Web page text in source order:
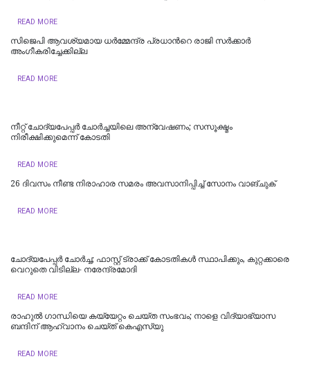
READ MORE
സിജെപി ആവശ്യമായ ധർമ്മേന്ദ്ര പ്രധാന്‍റെ രാജി സർക്കാർ
അംഗീകരിച്ചേക്കില്ല
READ MORE
നീറ്റ് ചോദ്യപേപ്പര്‍ ചോര്‍ച്ചയിലെ അന്വേഷണം; സസൂക്ഷ്മം
നിരീക്ഷിക്കുമെന്ന് കോടതി
READ MORE
26 ദിവസം നീണ്ട നിരാഹാര സമരം അവസാനിപ്പിച്ച് സോനം വാങ്ചുക്
READ MORE
ചോദ്യപേപ്പർ ചോർച്ച; ഫാസ്റ്റ് ട്രാക്ക് കോടതികള്‍ സ്ഥാപിക്കും, കുറ്റക്കാരെ
വെറുതെ വിടില്ല- നരേന്ദ്രമോദി
READ MORE
രാഹുൽ ​ഗാന്ധിയെ കയ്യേറ്റം ചെയ്ത സംഭവം‌; നാളെ വിദ്യാഭ്യാസ
ബന്ദിന് ആഹ്വാനം ചെയ്ത് കെഎസ്‍യു
READ MORE